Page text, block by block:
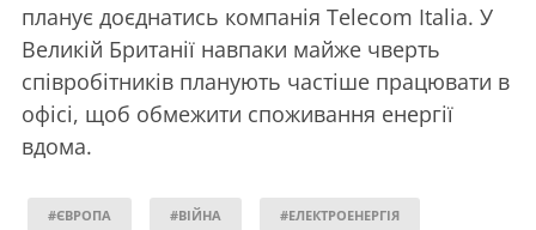
планує доєднатись компанія Telecom Italia. У
Великій Британії навпаки майже чверть
співробітників планують частіше працювати в
офісі, щоб обмежити споживання енергії
вдома.
#ЄВРОПА #ВІЙНА #ЕЛЕКТРОЕНЕРГІЯ